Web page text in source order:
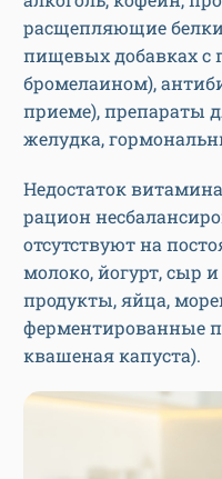
расщепляющие
пищевых добавках с
бромелаином),
приеме), препараты
желудка,
Недостаток
рацион
отсутствуют на
молоко, йогурт, сыр
продукты, яйца,
ферментированные
квашеная капуста).